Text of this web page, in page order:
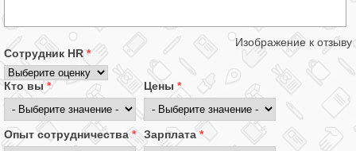
Изображение к отзыву
Сотрудник HR*
Кто вы* Цены *
Опыт сотрудничества* Зарплата*